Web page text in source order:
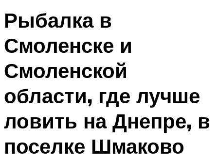
Рыбалка в
Смоленске и
Смоленской
области, где лучше
ловить на Днепре, в
поселке Шмаково